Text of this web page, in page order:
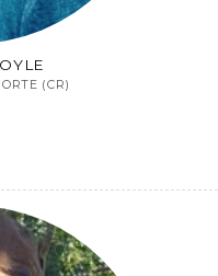
(CR)